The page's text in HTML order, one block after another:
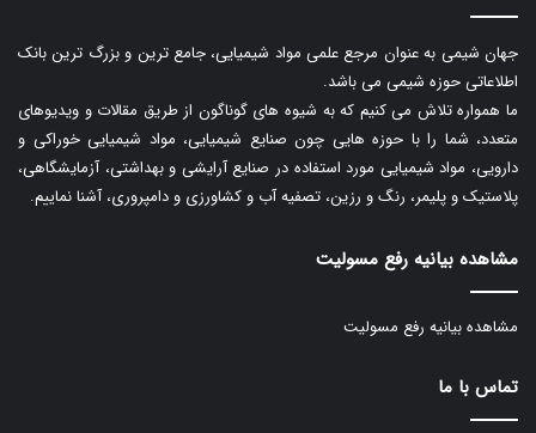
جهان شیمی به عنوان مرجع علمی مواد شیمیایی، جامع ترین و بزرگ ترین بانک
اطلاعاتی حوزه شیمی می باشد.
ما همواره تلاش می کنیم که به شیوه های گوناگون از طریق مقالات و ویدیوهای
متعدد، شما را با حوزه هایی چون صنایع شیمیایی، مواد شیمیایی خوراکی و
دارویی، مواد شیمیایی مورد استفاده در صنایع آرایشی و بهداشتی، آزمایشگاهی،
پلاستیک و پلیمر، رنگ و رزین، تصفیه آب و کشاورزی و دامپروری، آشنا نماییم.
مشاهده بیانیه رفع مسولیت
مشاهده بیانیه رفع مسولیت
تماس با ما